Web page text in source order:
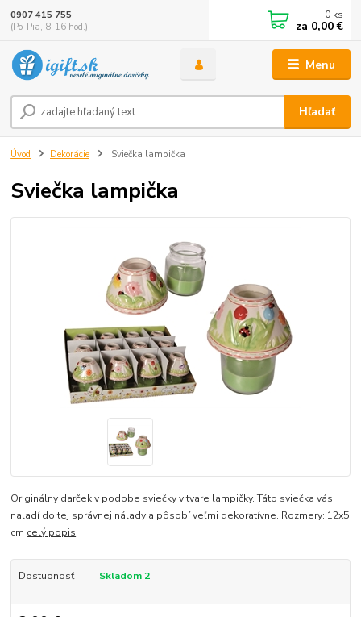
Menu
Hľadať
0907 415 755
(Po-Pia, 8-16 hod.)
0 ks
za 0,00 €
Úvod Dekorácie Sviečka lampička
Sviečka lampička
Originálny darček v podobe sviečky v tvare lampičky. Táto sviečka vás
naladí do tej správnej nálady a pôsobí veľmi dekoratívne. Rozmery: 12x5
cm celý popis
Dostupnosť Skladom 2